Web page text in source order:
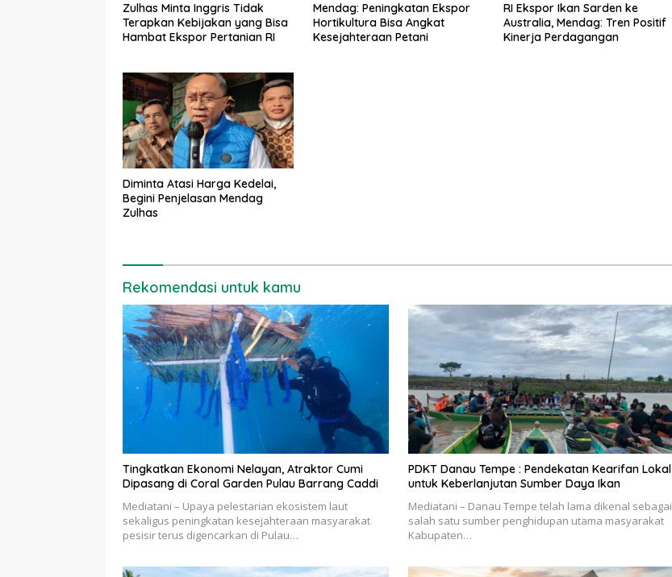
Zulhas Minta Inggris Tidak
Terapkan Kebijakan yang Bisa
Hambat Ekspor Pertanian RI
Mendag: Peningkatan Ekspor
Hortikultura Bisa Angkat
Kesejahteraan Petani
RI Ekspor Ikan Sarden ke
Australia, Mendag: Tren Positif
Kinerja Perdagangan
Diminta Atasi Harga Kedelai,
Begini Penjelasan Mendag
Zulhas
Rekomendasi untuk kamu
Tingkatkan Ekonomi Nelayan, Atraktor Cumi
Dipasang di Coral Garden Pulau Barrang Caddi
Mediatani – Upaya pelestarian ekosistem laut
sekaligus peningkatan kesejahteraan masyarakat
pesisir terus digencarkan di Pulau…
PDKT Danau Tempe : Pendekatan Kearifan Lokal
untuk Keberlanjutan Sumber Daya Ikan
Mediatani – Danau Tempe telah lama dikenal sebagai
salah satu sumber penghidupan utama masyarakat
Kabupaten…